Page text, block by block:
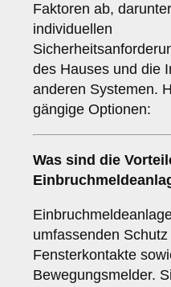
Faktoren ab,
individuellen
des Hauses und die
anderen Systemen.
gängige Optionen:
Was sind die
umfassenden
Fensterkontakte
Bewegungsmelder.